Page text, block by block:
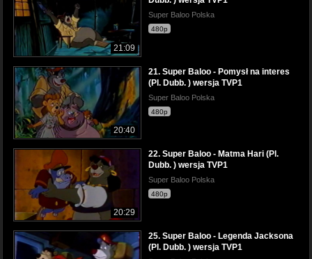
21:09
Super Baloo Polska
480p
20:40
21. Super Baloo - Pomysł na interes
(Pl. Dubb. ) wersja TVP1
Super Baloo Polska
480p
20:29
22. Super Baloo - Matma Hari (Pl.
Dubb. ) wersja TVP1
Super Baloo Polska
480p
25. Super Baloo - Legenda Jacksona
(Pl. Dubb. ) wersja TVP1